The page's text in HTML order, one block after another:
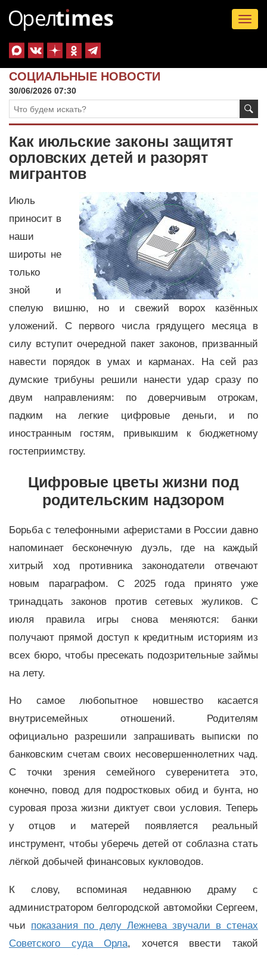
СОЦИАЛЬНЫЕ НОВОСТИ
30/06/2026 07:30
Как июльские законы защитят
орловских детей и разорят
мигрантов
Июль
приносит в
наши
широты не
только
зной и
спелую вишню, но и свежий ворох казённых
уложений. С первого числа грядущего месяца в
силу вступит очередной пакет законов, призванный
навести порядок в умах и карманах. На сей раз
думские трибуны решили нанести удар сразу по
двум направлениям: по доверчивым отрокам,
падким на легкие цифровые деньги, и по
иностранным гостям, привыкшим к бюджетному
гостеприимству.
Цифровые цветы жизни под
родительским надзором
Борьба с телефонными аферистами в России давно
напоминает бесконечную дуэль, где на каждый
хитрый ход противника законодатели отвечают
новым параграфом. С 2025 года принято уже
тринадцать законов против сетевых жуликов. С
июля правила игры снова меняются: банки
получают прямой доступ к кредитным историям из
всех бюро, чтобы пресекать подозрительные займы
на лету.
Но самое любопытное новшество касается
внутрисемейных отношений. Родителям
официально разрешили запрашивать выписки по
банковским счетам своих несовершеннолетних чад.
С точки зрения семейного суверенитета это,
конечно, повод для подростковых обид и бунта, но
суровая проза жизни диктует свои условия. Теперь
у отцов и матерей появляется реальный
инструмент, чтобы уберечь детей от соблазна стать
лёгкой добычей финансовых кукловодов.
К слову, вспоминая недавнюю драму с
администратором белгородской автомойки Сергеем,
чьи показания по делу Лежнева звучали в стенах
Советского суда Орла, хочется ввести такой